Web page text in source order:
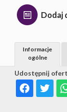
Dodaj
Udostępnij
Informacje
ogólne